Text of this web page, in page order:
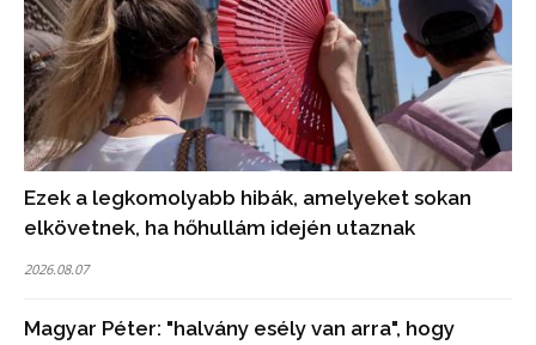
Ezek a legkomolyabb hibák, amelyeket sokan
elkövetnek, ha hőhullám idején utaznak
2026.08.07
Magyar Péter: "halvány esély van arra", hogy